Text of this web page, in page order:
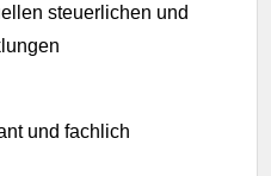
steuerlichen und
und fachlich